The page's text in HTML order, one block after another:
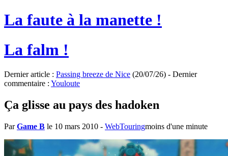
La faute à la manette !
La falm !
Dernier article : Passing breeze de Nice (20/07/26) - Dernier
commentaire : Youloute
Ça glisse au pays des hadoken
ParGame B le 10 mars 2010 - WebTouringmoins d'une minute